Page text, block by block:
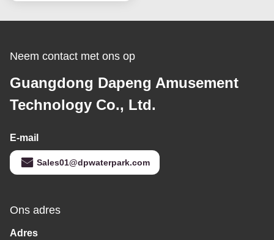
Neem contact met ons op
Guangdong Dapeng Amusement
Technology Co., Ltd.
E-mail
Sales01@dpwaterpark.com
Ons adres
Adres